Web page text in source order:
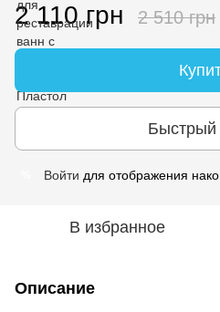
2 110 грн 2 510 грн
Быстрый
Войти для отображения
В избранное
Описание